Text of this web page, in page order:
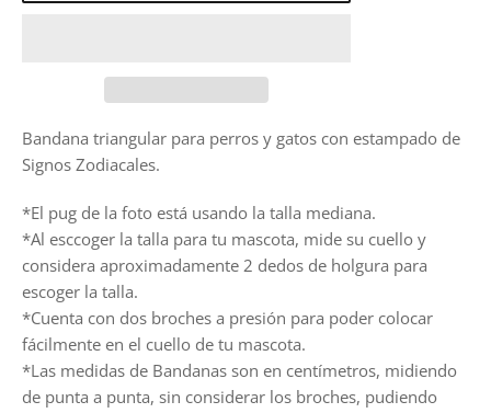
Bandana triangular para perros y gatos con estampado de
Signos Zodiacales.
*El pug de la foto está usando la talla mediana.
*Al esccoger la talla para tu mascota, mide su cuello y
considera aproximadamente 2 dedos de holgura para
escoger la talla.
*Cuenta con dos broches a presión para poder colocar
fácilmente en el cuello de tu mascota.
*Las medidas de Bandanas son en centímetros, midiendo
de punta a punta, sin considerar los broches, pudiendo